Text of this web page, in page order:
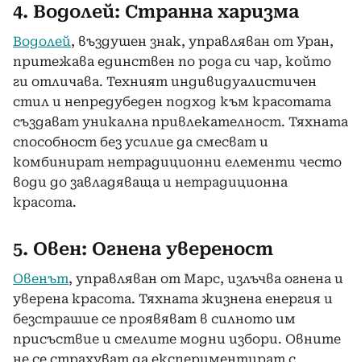
4. Водолей: Странна харизма
Водолей, въздушен знак, управляван от Уран,
притежава единствен по рода си чар, който
ги отличава. Техният индивидуалистичен
стил и непредубеден подход към красотата
създават уникална привлекателност. Тяхната
способност без усилие да смесват и
комбинират нетрадиционни елементи често
води до завладяваща и нетрадиционна
красота.
5. Овен: Огнена увереност
Овенът, управляван от Марс, излъчва огнена и
уверена красота. Тяхната жизнена енергия и
безстрашие се проявяват в силното им
присъствие и смелите модни избори. Овните
не се страхуват да експериментират с